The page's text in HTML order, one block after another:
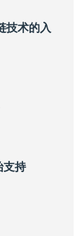
技术的入
支持